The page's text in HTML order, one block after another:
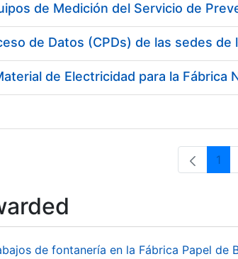
1
de fontanería en la Fábrica Papel de